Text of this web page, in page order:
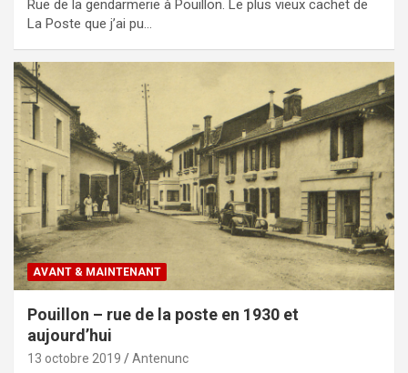
Rue de la gendarmerie à Pouillon. Le plus vieux cachet de
La Poste que j’ai pu…
AVANT & MAINTENANT
Pouillon – rue de la poste en 1930 et
aujourd’hui
13 octobre 2019 Antenunc